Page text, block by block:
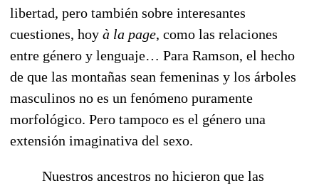
libertad, pero también sobre interesantes
cuestiones, hoy à la page, como las relaciones
entre género y lenguaje… Para Ramson, el hecho
de que las montañas sean femeninas y los árboles
masculinos no es un fenómeno puramente
morfológico. Pero tampoco es el género una
extensión imaginativa del sexo.
Nuestros ancestros no hicieron que las